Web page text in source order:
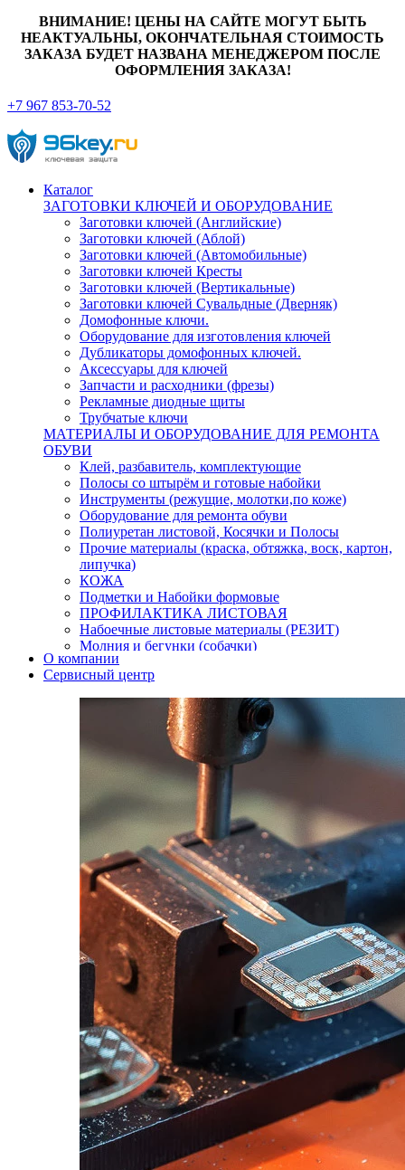
ВНИМАНИЕ! ЦЕНЫ НА САЙТЕ МОГУТ БЫТЬ
НЕАКТУАЛЬНЫ, ОКОНЧАТЕЛЬНАЯ СТОИМОСТЬ
ЗАКАЗА БУДЕТ НАЗВАНА МЕНЕДЖЕРОМ ПОСЛЕ
ОФОРМЛЕНИЯ ЗАКАЗА!
+7 967 853-70-52
Каталог
ЗАГОТОВКИ КЛЮЧЕЙ И ОБОРУДОВАНИЕ
Заготовки ключей (Английские)
Заготовки ключей (Аблой)
Заготовки ключей (Автомобильные)
Заготовки ключей Кресты
Заготовки ключей (Вертикальные)
Заготовки ключей Сувальдные (Дверняк)
Домофонные ключи.
Оборудование для изготовления ключей
Дубликаторы домофонных ключей.
Аксессуары для ключей
Запчасти и расходники (фрезы)
Рекламные диодные щиты
Трубчатые ключи
МАТЕРИАЛЫ И ОБОРУДОВАНИЕ ДЛЯ РЕМОНТА
ОБУВИ
Клей, разбавитель, комплектующие
Полосы со штырём и готовые набойки
Инструменты (режущие, молотки,по коже)
Оборудование для ремонта обуви
Полиуретан листовой, Косячки и Полосы
Прочие материалы (краска, обтяжка, воск, картон,
липучка)
КОЖА
Подметки и Набойки формовые
ПРОФИЛАКТИКА ЛИСТОВАЯ
Набоечные листовые материалы (РЕЗИТ)
Молния и бегунки (собачки)
Нитки,иглы-шило,крючки.
Уход и косметика для обуви
Кнопки (магнитые,кобурные)
Пряжки для ремня
О компании
Сервисный центр